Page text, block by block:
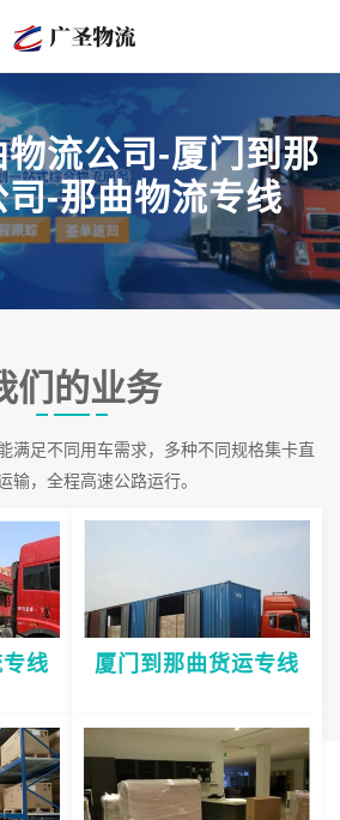
流公司-厦门到那
-那曲物流专线
们的业务
满足不同用车需求，多种不同规格集卡直
输，全程高速公路运行。
线 厦门到那曲货运专线